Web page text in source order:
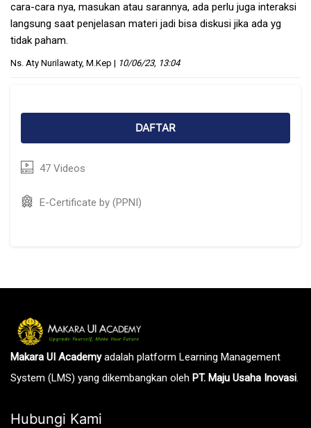
cara-cara nya, masukan atau sarannya, ada perlu juga interaksi
langsung saat penjelasan materi jadi bisa diskusi jika ada yg
tidak paham.
Ns. Aty Nurilawaty, M.Kep | 10/06/23, 13:04
DAFTAR
47 Videos
E-Certificate by (PPNI)
Makara UI Academyadalah platform Learning Management
System (LMS) yang dikembangkan oleh PT. Maju Usaha Inovasi.
Hubungi Kami